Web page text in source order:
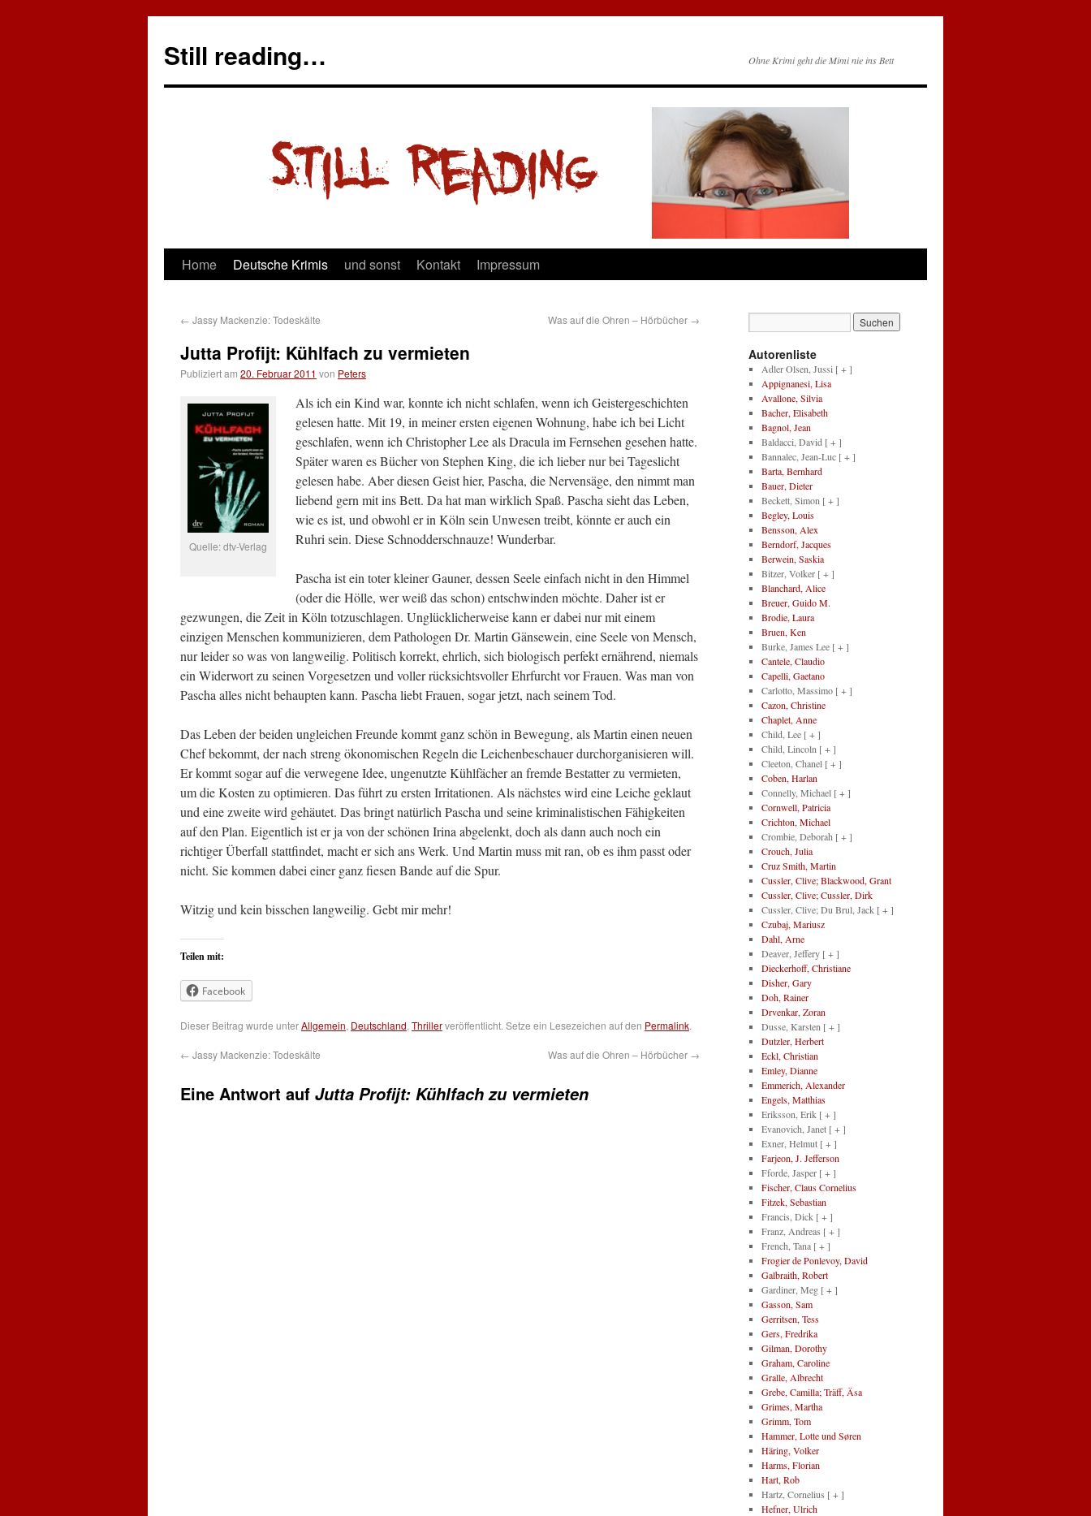
Still reading… Ohne Krimi geht die Mimi nie ins Bett
Home Deutsche Krimis und sonst Kontakt Impressum
← Jassy Mackenzie: Todeskälte Was auf die Ohren – Hörbücher →
Jutta Profijt: Kühlfach zu vermieten
Publiziert am 20. Februar 2011 von Peters
Quelle: dtv-Verlag
Als ich ein Kind war, konnte ich nicht schlafen, wenn ich Geistergeschichten
gelesen hatte. Mit 19, in meiner ersten eigenen Wohnung, habe ich bei Licht
geschlafen, wenn ich Christopher Lee als Dracula im Fernsehen gesehen hatte.
Später waren es Bücher von Stephen King, die ich lieber nur bei Tageslicht
gelesen habe. Aber diesen Geist hier, Pascha, die Nervensäge, den nimmt man
liebend gern mit ins Bett. Da hat man wirklich Spaß. Pascha sieht das Leben,
wie es ist, und obwohl er in Köln sein Unwesen treibt, könnte er auch ein
Ruhri sein. Diese Schnodderschnauze! Wunderbar.
Pascha ist ein toter kleiner Gauner, dessen Seele einfach nicht in den Himmel
(oder die Hölle, wer weiß das schon) entschwinden möchte. Daher ist er
gezwungen, die Zeit in Köln totzuschlagen. Unglücklicherweise kann er dabei nur mit einem
einzigen Menschen kommunizieren, dem Pathologen Dr. Martin Gänsewein, eine Seele von Mensch,
nur leider so was von langweilig. Politisch korrekt, ehrlich, sich biologisch perfekt ernährend, niemals
ein Widerwort zu seinen Vorgesetzen und voller rücksichtsvoller Ehrfurcht vor Frauen. Was man von
Pascha alles nicht behaupten kann. Pascha liebt Frauen, sogar jetzt, nach seinem Tod.
Das Leben der beiden ungleichen Freunde kommt ganz schön in Bewegung, als Martin einen neuen
Chef bekommt, der nach streng ökonomischen Regeln die Leichenbeschauer durchorganisieren will.
Er kommt sogar auf die verwegene Idee, ungenutzte Kühlfächer an fremde Bestatter zu vermieten,
um die Kosten zu optimieren. Das führt zu ersten Irritationen. Als nächstes wird eine Leiche geklaut
und eine zweite wird gehäutet. Das bringt natürlich Pascha und seine kriminalistischen Fähigkeiten
auf den Plan. Eigentlich ist er ja von der schönen Irina abgelenkt, doch als dann auch noch ein
richtiger Überfall stattfindet, macht er sich ans Werk. Und Martin muss mit ran, ob es ihm passt oder
nicht. Sie kommen dabei einer ganz fiesen Bande auf die Spur.
Witzig und kein bisschen langweilig. Gebt mir mehr!
Teilen mit:
Facebook
Dieser Beitrag wurde unterAllgemein, Deutschland, Thrillerveröffentlicht. Setze ein Lesezeichen auf den Permalink.
← Jassy Mackenzie: Todeskälte Was auf die Ohren – Hörbücher →
Eine Antwort auf Jutta Profijt: Kühlfach zu vermieten
Autorenliste
Adler Olsen, Jussi [ + ]
Appignanesi, Lisa
Avallone, Silvia
Bacher, Elisabeth
Bagnol, Jean
Baldacci, David [ + ]
Bannalec, Jean-Luc [ + ]
Barta, Bernhard
Bauer, Dieter
Beckett, Simon [ + ]
Begley, Louis
Bensson, Alex
Berndorf, Jacques
Berwein, Saskia
Bitzer, Volker [ + ]
Blanchard, Alice
Breuer, Guido M.
Brodie, Laura
Bruen, Ken
Burke, James Lee [ + ]
Cantele, Claudio
Capelli, Gaetano
Carlotto, Massimo [ + ]
Cazon, Christine
Chaplet, Anne
Child, Lee [ + ]
Child, Lincoln [ + ]
Cleeton, Chanel [ + ]
Coben, Harlan
Connelly, Michael [ + ]
Cornwell, Patricia
Crichton, Michael
Crombie, Deborah [ + ]
Crouch, Julia
Cruz Smith, Martin
Cussler, Clive; Blackwood, Grant
Cussler, Clive; Cussler, Dirk
Cussler, Clive; Du Brul, Jack [ + ]
Czubaj, Mariusz
Dahl, Arne
Deaver, Jeffery [ + ]
Dieckerhoff, Christiane
Disher, Gary
Doh, Rainer
Drvenkar, Zoran
Dusse, Karsten [ + ]
Dutzler, Herbert
Eckl, Christian
Emley, Dianne
Emmerich, Alexander
Engels, Matthias
Eriksson, Erik [ + ]
Evanovich, Janet [ + ]
Exner, Helmut [ + ]
Farjeon, J. Jefferson
Fforde, Jasper [ + ]
Fischer, Claus Cornelius
Fitzek, Sebastian
Francis, Dick [ + ]
Franz, Andreas [ + ]
French, Tana [ + ]
Frogier de Ponlevoy, David
Galbraith, Robert
Gardiner, Meg [ + ]
Gasson, Sam
Gerritsen, Tess
Gers, Fredrika
Gilman, Dorothy
Graham, Caroline
Gralle, Albrecht
Grebe, Camilla; Träff, Äsa
Grimes, Martha
Grimm, Tom
Hammer, Lotte und Søren
Häring, Volker
Harms, Florian
Hart, Rob
Hartz, Cornelius [ + ]
Hefner, Ulrich